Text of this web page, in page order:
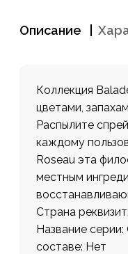
Описание
Коллекция
цветами,
Распылите
каждому
Roseau эта
местным
Страна
Название
составе: Нет